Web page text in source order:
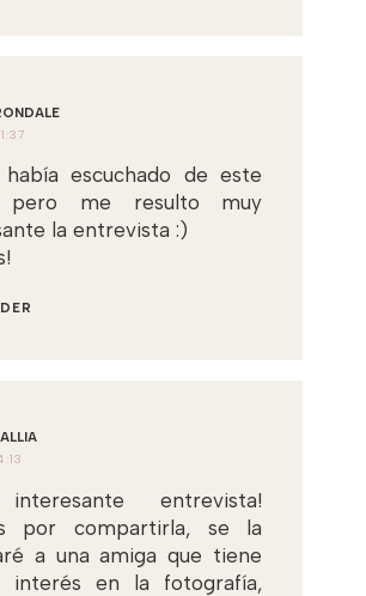
había escuchado de este
pero me resulto muy
la entrevista :)
interesante entrevista!
por compartirla, se la
a una amiga que tiene
interés en la fotografía,